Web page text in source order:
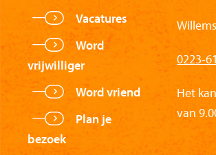
Vacatures
Word
vrijwilliger
Word vriend
Plan je
bezoek
0223-
Het
van